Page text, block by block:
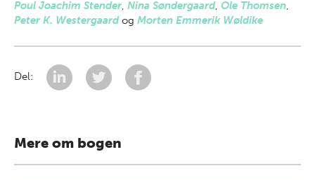
Poul Joachim Stender, Nina Søndergaard, Ole Thomsen,
Peter K. Westergaardog Morten Emmerik Wøldike
Del:
Mere om bogen